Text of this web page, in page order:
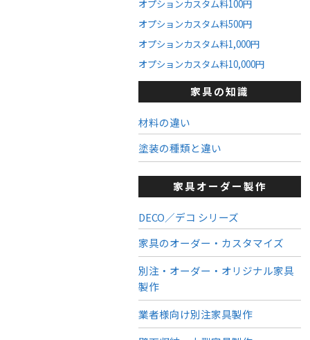
オプションカスタム料100円
オプションカスタム料500円
オプションカスタム料1,000円
オプションカスタム料10,000円
家具の知識
材料の違い
塗装の種類と違い
家具オーダー製作
DECO／デコ シリーズ
家具のオーダー・カスタマイズ
別注・オーダー・オリジナル家具
製作
業者様向け別注家具製作